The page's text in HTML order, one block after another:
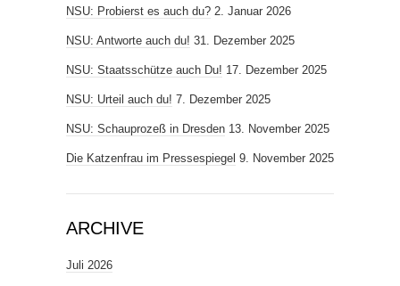
NSU: Probierst es auch du? 2. Januar 2026
NSU: Antworte auch du! 31. Dezember 2025
NSU: Staatsschütze auch Du! 17. Dezember 2025
NSU: Urteil auch du! 7. Dezember 2025
NSU: Schauprozeß in Dresden 13. November 2025
Die Katzenfrau im Pressespiegel 9. November 2025
ARCHIVE
Juli 2026